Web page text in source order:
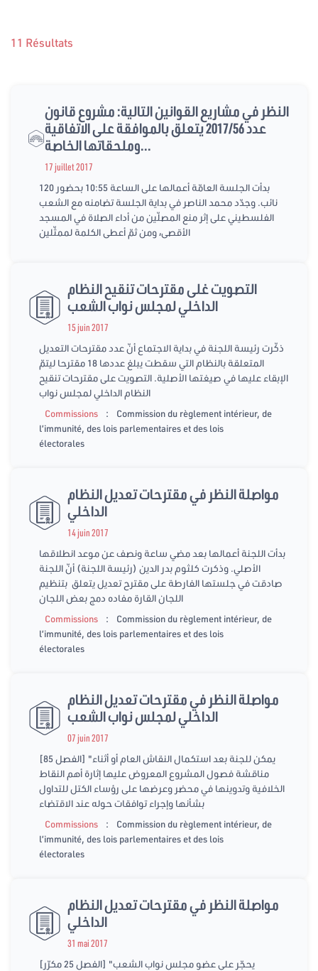
11 Résultats
النظر في مشاريع القوانين التالية: مشروع قانون
عدد 2017/56 يتعلق بالموافقة على الاتفاقية
وملحقاتها الخاصة...
17 juillet 2017
بدأت الجلسة العامّة أعمالها على الساعة 10:55 بحضور 120
نائب. وجدّد محمد الناصر في بداية الجلسة تضامنه مع الشعب
الفلسطيني على إثر منع المصلّين من أداء الصلاة في المسجد
الأقصى، ومن ثمّ أعطى الكلمة لممثّلين
التصويت غلى مقترحات تنقيح النظام
الداخلي لمجلس نواب الشعب
15 juin 2017
ذكّرت رئيسة اللجنة في بداية الاجتماع أنّ عدد مقترحات التعديل
المتعلقة بالنظام التي سقطت يبلغ عددها 18 مقترحا ليتمّ
الإبقاء عليها في صيغتها الأصلية. التصويت على مقترحات تنقيح
النظام الداخلي لمجلس نواب
Commissions
:
Commission du règlement intérieur, de
l’immunité, des lois parlementaires et des lois
électorales
مواصلة النظر في مقترحات تعديل النظام
الداخلي
14 juin 2017
بدأت اللجنة أعمالها بعد مضي ساعة ونصف عن موعد انطلاقها
الأصلي. وذكرت كلثوم بدر الدين (رئيسة اللجنة) أنّ اللجنة
صادقت في جلستها الفارطة على مقترح تعديل يتعلق بتنظيم
اللجان القارة مفاده دمج بعض اللجان
Commissions
:
Commission du règlement intérieur, de
l’immunité, des lois parlementaires et des lois
électorales
مواصلة النظر في مقترحات تعديل النظام
الداخلي لمجلس نواب الشعب
07 juin 2017
[الفصل 85] "يمكن للجنة بعد استكمال النقاش العام أو أثناء
مناقشة فصول المشروع المعروض عليها إثارة أهم النقاط
الخلافية وتدوينها في محضر وعرضها على رؤساء الكتل للتداول
بشأنها وإجراء توافقات حوله عند الاقتضاء
Commissions
:
Commission du règlement intérieur, de
l’immunité, des lois parlementaires et des lois
électorales
مواصلة النظر في مقترحات تعديل النظام
الداخلي
31 mai 2017
[الفصل 25 مكرّر] "يحجّر على عضو مجلس نواب الشعب